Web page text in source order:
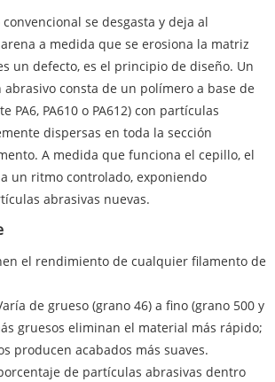
se desgasta y deja al
a medida que se erosiona la matriz
un defecto, es el principio de diseño. Un
consta de un polímero a base de
PA6, PA610 o PA612) con partículas
dispersas en toda la sección
A medida que funciona el cepillo, el
un ritmo controlado, exponiendo
abrasivas nuevas.
el rendimiento de cualquier filamento de
de grueso (grano 46) a fino (grano 500 y
gruesos eliminan el material más rápido;
producen acabados más suaves.
de partículas abrasivas dentro